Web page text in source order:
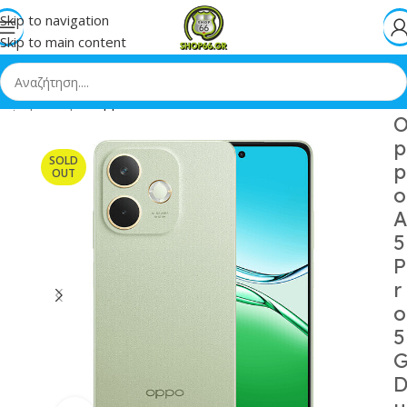
Skip to navigation
Skip to main content
»Shop»Oppo A5 Pro 5G Dual SIM 8/256GB Olive Green
SOLD
OUT
p
p
o
A
5
P
r
o
5
D